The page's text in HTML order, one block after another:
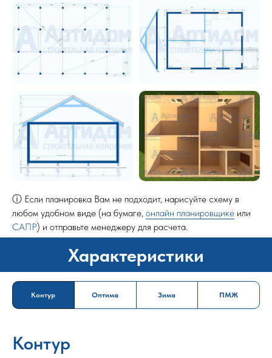
ⓘ Если планировка Вам не подходит, нарисуйте схему в
любом удобном виде (на бумаге, онлайн планировщике или
САПР) и отправьте менеджеру для расчета.
Характеристики
Контур Оптима Зима ПМЖ
Контур